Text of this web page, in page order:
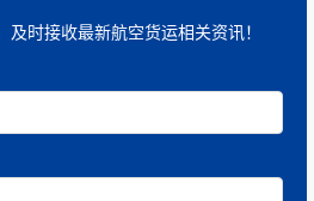
时接收最新航空货运相关资讯！